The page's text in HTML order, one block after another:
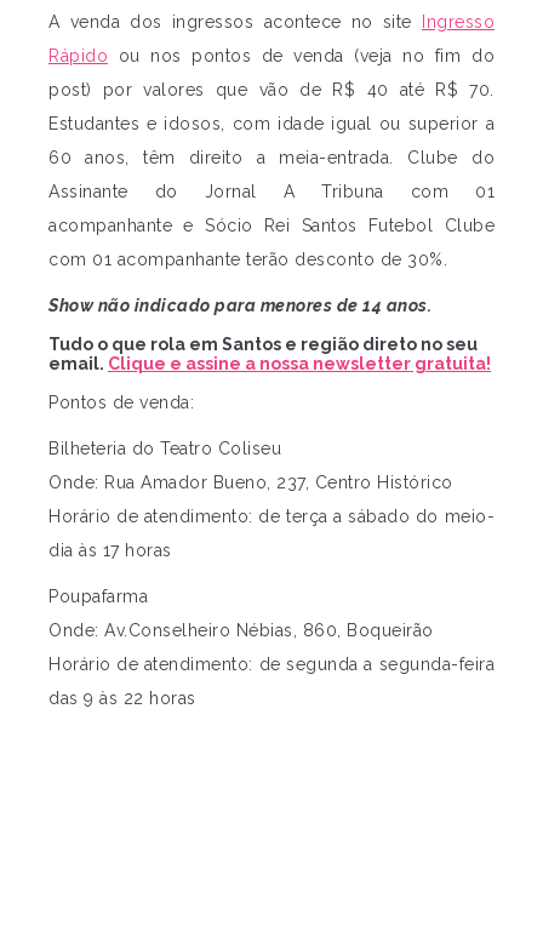
A venda dos ingressos acontece no site
Ingresso
Rápido ou nos pontos de venda (veja no fim do
post) por valores que vão de R$ 40 até R$ 70.
Estudantes e idosos, com idade igual ou superior a
60 anos, têm direito a meia-entrada. Clube do
Assinante do Jornal A Tribuna com 01
acompanhante e Sócio Rei Santos Futebol Clube
com 01 acompanhante terão desconto de 30%.
Show não indicado para menores de 14 anos.
Tudo o que rola em Santos e região direto no seu
email. Clique e assine a nossa newsletter gratuita!
Pontos de venda:
Bilheteria do Teatro Coliseu
Onde: Rua Amador Bueno, 237, Centro Histórico
Horário de atendimento: de terça a sábado do meio-
dia às 17 horas
Poupafarma
Onde: Av.Conselheiro Nébias, 860, Boqueirão
Horário de atendimento: de segunda a segunda-feira
das 9 às 22 horas